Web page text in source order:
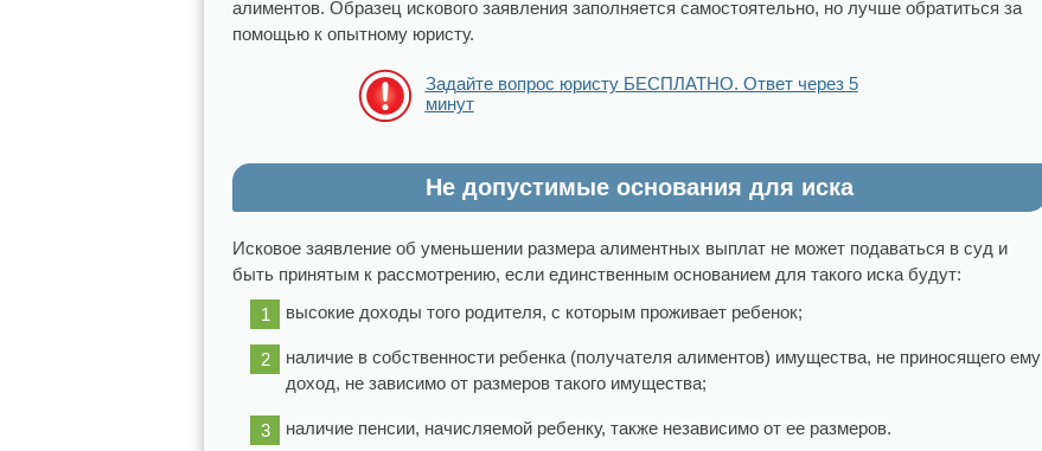
алиментов. Образец искового заявления заполняется самостоятельно, но лучше обратиться за
помощью к опытному юристу.
Задайте вопрос юристу БЕСПЛАТНО. Ответ через 5
минут
Не допустимые основания для иска
Исковое заявление об уменьшении размера алиментных выплат не может подаваться в суд и
быть принятым к рассмотрению, если единственным основанием для такого иска будут:
высокие доходы того родителя, с которым проживает ребенок;
наличие в собственности ребенка (получателя алиментов) имущества, не приносящего ему
доход, не зависимо от размеров такого имущества;
наличие пенсии, начисляемой ребенку, также независимо от ее размеров.